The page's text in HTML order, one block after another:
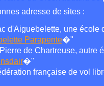
adresse de sites :
d'Aiguebelette, une école
Parapente�"
de Chartreuse, autre
�"
française de vol